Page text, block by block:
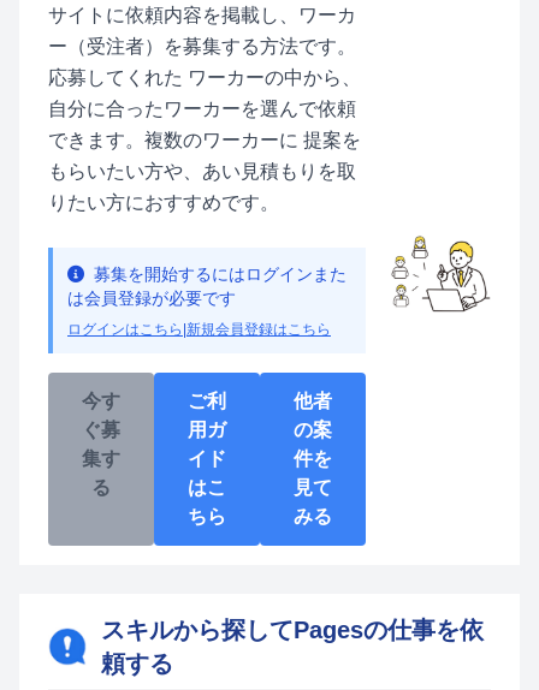
サイトに依頼内容を掲載し、ワーカ
ー（受注者）を募集する方法です。
応募してくれた ワーカーの中から、
自分に合ったワーカーを選んで依頼
できます。複数のワーカーに 提案を
もらいたい方や、あい見積もりを取
りたい方におすすめです。
募集を開始するにはログインまた
は会員登録が必要です
ログインはこちら 新規会員登録はこちら
今す
ぐ募
集す
る
ご利
用ガ
イド
はこ
ちら
他者
の案
件を
見て
みる
スキルから探してPagesの仕事を依
頼する